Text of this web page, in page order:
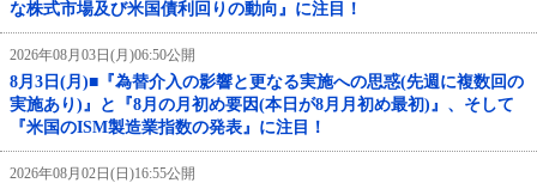
な株式市場及び米国債利回りの動向』に注目！
2026年08月03日(月)06:50公開
8月3日(月)■『為替介入の影響と更なる実施への思惑(先週に複数回の
実施あり)』と『8月の月初め要因(本日が8月月初め最初)』、そして
『米国のISM製造業指数の発表』に注目！
2026年08月02日(日)16:55公開